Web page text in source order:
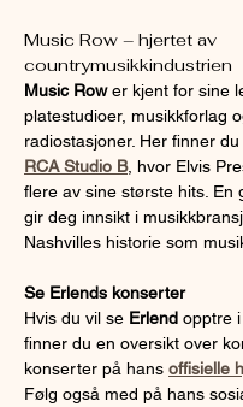
Music Row – hjertet av
countrymusikkindustrien
Music Row er kjent for sine
platestudioer, musikkforlag
radiostasjoner. Her finner
RCA Studio B, hvor Elvis
flere av sine største hits. En
gir deg innsikt i
Nashvilles historie som
Se Erlends konserter
Hvis du vil se Erlend opptre i
finner du en oversikt over
konserter på hans offisielle
Følg også med på hans